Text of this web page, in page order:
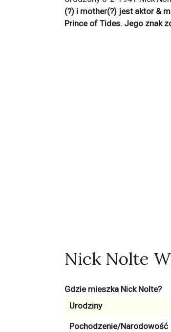
(?) i mother(?) jest aktor &
Prince of Tides. Jego znak
Nick Nolte
Gdzie mieszka Nick Nolte?
Urodziny
Pochodzenie/Narodowość